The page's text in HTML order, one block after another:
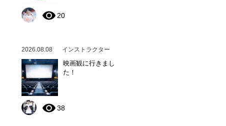
20
2026.08.08 インストラクター
映画観に行きまし
た！
38